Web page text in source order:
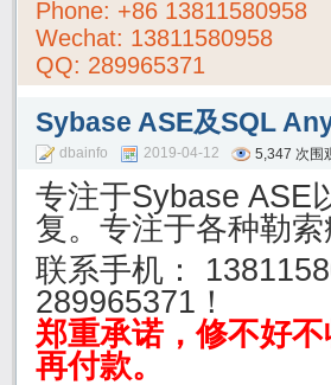
Phone: +86 13811580958
Wechat: 13811580958
QQ: 289965371
Sybase ASE及SQL
dbainfo 2019-04-12 5,347 次围
专注于Sybase ASE
复。专注于各种勒
联系手机：
289965371！
郑重承诺，修不好
再付款。